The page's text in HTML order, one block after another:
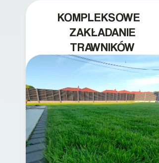
KOMPLEKSOWE
ZAKŁADANIE
TRAWNIKÓW